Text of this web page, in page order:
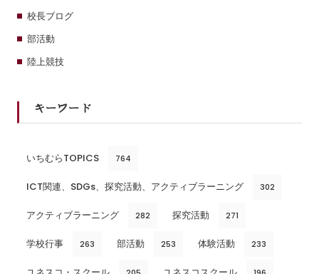
校長ブログ
部活動
陸上競技
キーワード
いちむらTOPICS 764
ICT関連、SDGs、探究活動、アクティブラーニング 302
アクティブラーニング 282 探究活動 271
学校行事 263 部活動 253 体験活動 233